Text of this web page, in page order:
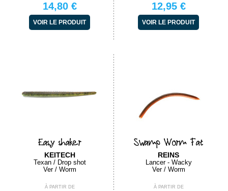
14,80 €
VOIR LE PRODUIT
12,95 €
VOIR LE PRODUIT
Easy shaker
KEITECH
Texan / Drop shot
Ver / Worm
À PARTIR DE
Swamp Worm Fat
REINS
Lancer - Wacky
Ver / Worm
À PARTIR DE